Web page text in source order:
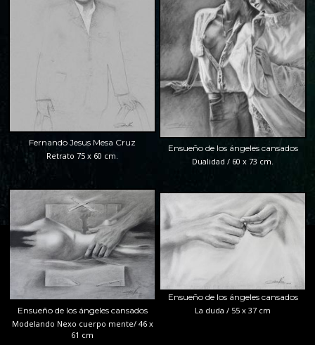
Fernando Jesus Mesa Cruz
Retrato 75 x 60 cm.
Ensueño de los ángeles cansados
Dualidad / 60 x 73 cm.
Ensueño de los ángeles cansados
Modelando Nexo cuerpo mente/ 46 x
61 cm
Ensueño de los ángeles cansados
La duda / 55 x 37 cm